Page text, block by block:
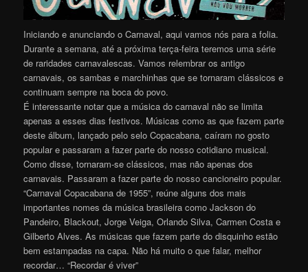
Iniciando e anunciando o Carnaval, aqui vamos nós para a folia.
Durante a semana, até a próxima terça-feira teremos uma série
de raridades carnavalescas. Vamos relembrar os antigo
carnavais, os sambas e marchinhas que se tornaram clássicos e
continuam sempre na boca do povo.
É interessante notar que a música do carnaval não se limita
apenas a esses dias festivos. Músicas como as que fazem parte
deste álbum, lançado pelo selo Copacabana, caíram no gosto
popular e passaram a fazer parte do nosso cotidiano musical.
Como disse, tornaram-se clássicos, mas não apenas dos
carnavais. Passaram a fazer parte do nosso cancioneiro popular.
“Carnaval Copacabana de 1955”, reúne alguns dos mais
importantes nomes da música brasileira como Jackson do
Pandeiro, Blackout, Jorge Veiga, Orlando Silva, Carmen Costa e
Gilberto Alves. As músicas que fazem parte do disquinho estão
bem estampadas na capa. Não há muito o que falar, melhor
recordar… “Recordar é viver”